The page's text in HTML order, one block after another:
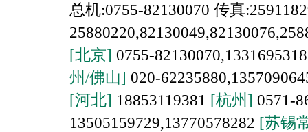
总机:0755-82130070 传真
[北京] 0755-
州/佛山] 020-
[河北] 18853119381 [杭州] 0571-
13505159729,13770578282 [苏锡